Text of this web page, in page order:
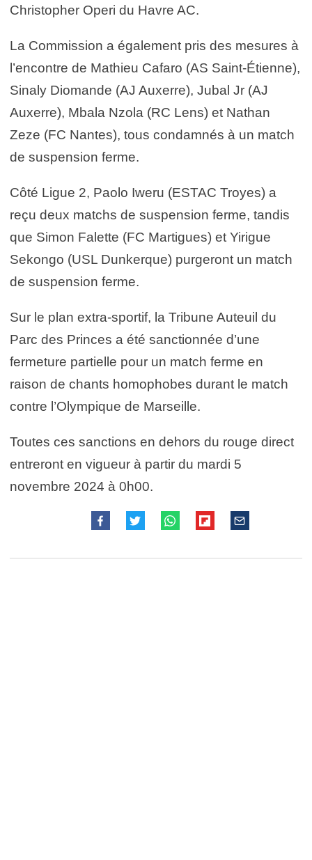
Christopher Operi du Havre AC.
La Commission a également pris des mesures à
l’encontre de Mathieu Cafaro (AS Saint-Étienne),
Sinaly Diomande (AJ Auxerre), Jubal Jr (AJ
Auxerre), Mbala Nzola (RC Lens) et Nathan
Zeze (FC Nantes), tous condamnés à un match
de suspension ferme.
Côté Ligue 2, Paolo Iweru (ESTAC Troyes) a
reçu deux matchs de suspension ferme, tandis
que Simon Falette (FC Martigues) et Yirigue
Sekongo (USL Dunkerque) purgeront un match
de suspension ferme.
Sur le plan extra-sportif, la Tribune Auteuil du
Parc des Princes a été sanctionnée d’une
fermeture partielle pour un match ferme en
raison de chants homophobes durant le match
contre l’Olympique de Marseille.
Toutes ces sanctions en dehors du rouge direct
entreront en vigueur à partir du mardi 5
novembre 2024 à 0h00.